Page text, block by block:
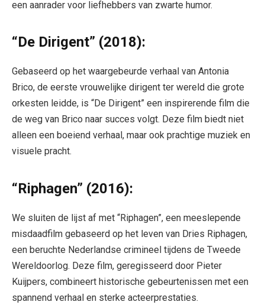
een aanrader voor liefhebbers van zwarte humor.
“De Dirigent” (2018):
Gebaseerd op het waargebeurde verhaal van Antonia
Brico, de eerste vrouwelijke dirigent ter wereld die grote
orkesten leidde, is “De Dirigent” een inspirerende film die
de weg van Brico naar succes volgt. Deze film biedt niet
alleen een boeiend verhaal, maar ook prachtige muziek en
visuele pracht.
“Riphagen” (2016):
We sluiten de lijst af met “Riphagen”, een meeslepende
misdaadfilm gebaseerd op het leven van Dries Riphagen,
een beruchte Nederlandse crimineel tijdens de Tweede
Wereldoorlog. Deze film, geregisseerd door Pieter
Kuijpers, combineert historische gebeurtenissen met een
spannend verhaal en sterke acteerprestaties.